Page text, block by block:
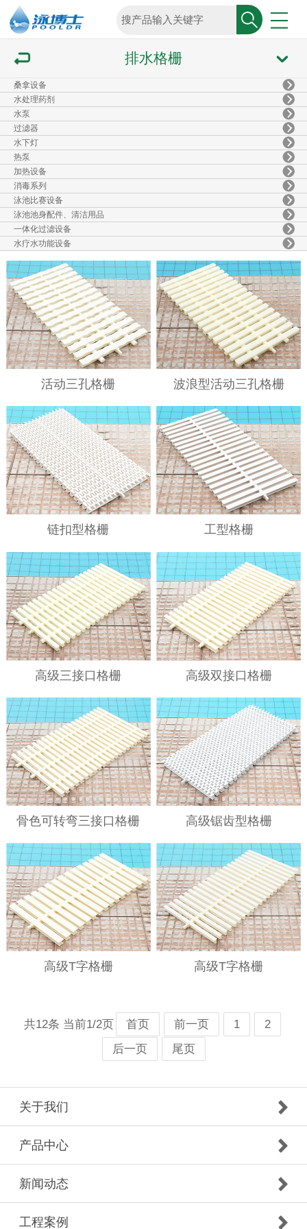
排水格栅
桑拿设备
水处理药剂
水泵
过滤器
水下灯
热泵
加热设备
消毒系列
泳池比赛设备
泳池池身配件、清洁用品
一体化过滤设备
水疗水功能设备
活动三孔格栅 波浪型活动三孔格栅
链扣型格栅 工型格栅
高级三接口格栅 高级双接口格栅
骨色可转弯三接口格栅 高级锯齿型格栅
高级T字格栅 高级T字格栅
共12条 当前1/2页 首页 前一页 1
2
后一页
尾页
关于我们
产品中心
新闻动态
工程案例